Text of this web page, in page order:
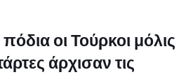
οι Τούρκοι μόλις
άρχισαν τις